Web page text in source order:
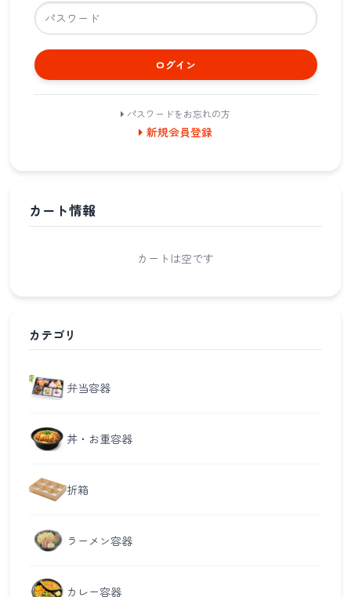
ログイン
パスワードをお忘れの方
新規会員登録
カート情報
カートは空です
カテゴリ
弁当容器
丼・お重容器
折箱
ラーメン容器
カレー容器